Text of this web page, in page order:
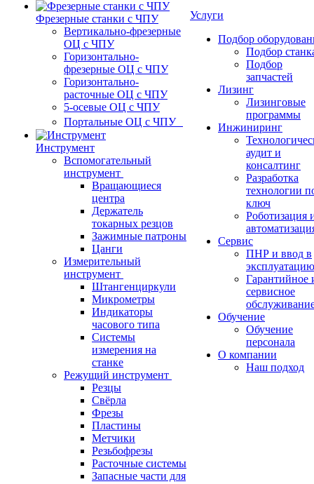
Фрезерные станки с ЧПУ
Вертикально-фрезерные
ОЦ с ЧПУ
Горизонтально-
фрезерные ОЦ с ЧПУ
Горизонтально-
расточные ОЦ с ЧПУ
5-осевые ОЦ с ЧПУ
Портальные ОЦ с ЧПУ
Инструмент
Вспомогательный
инструмент
Вращающиеся
центра
Держатель
токарных резцов
Зажимные патроны
Цанги
Измерительный
инструмент
Штангенциркули
Микрометры
Индикаторы
часового типа
Системы
измерения на
станке
Режущий инструмент
Резцы
Свёрла
Фрезы
Пластины
Метчики
Резьбофрезы
Расточные системы
Запасные части для
Услуги
Подбор
Подбор
Подбор
запчастей
Лизинг
Лизинговые
программы
Инжиниринг
аудит и
консалтинг
Разработка
технологии
ключ
Роботизация
Сервис
ПНР и ввод в
эксплуатацию
Гарантийное
сервисное
Обучение
Обучение
персонала
О компании
Наш подход